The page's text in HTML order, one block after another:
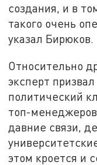
создания, и в
такого очень
указал Бирюков.
Относительно
эксперт
политический
топ-
давние связи,
этом кроется и